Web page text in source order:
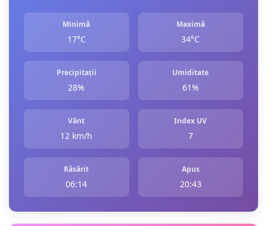
Minimă
17°C
Maximă
34°C
Precipitații
28%
Umiditate
61%
Vânt
12 km/h
Index UV
7
Răsărit
06:14
Apus
20:43